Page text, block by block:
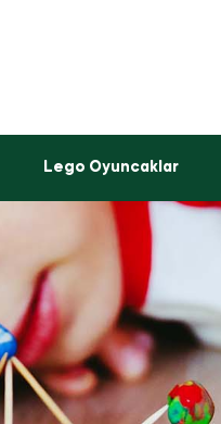
Lego Oyuncaklar